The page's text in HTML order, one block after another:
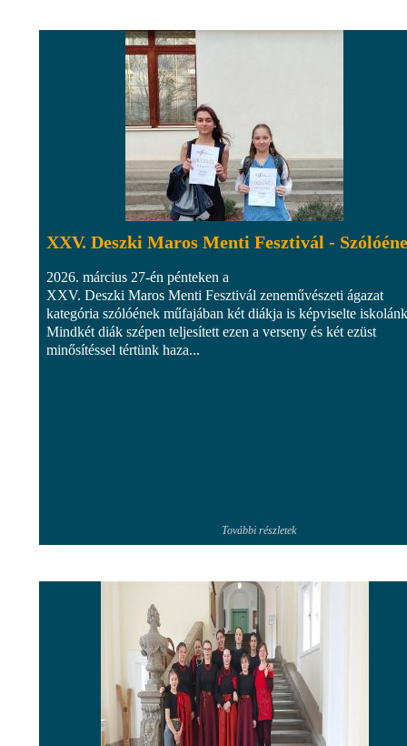
XXV. Deszki Maros Menti Fesztivál -
2026. március 27-én pénteken a
XXV. Deszki Maros Menti Fesztivál zeneművészeti ágazat
kategória szólóének műfajában két diákja is képviselte
Mindkét diák szépen teljesített ezen a verseny és két ezüst
minősítéssel tértünk haza...
További részletek